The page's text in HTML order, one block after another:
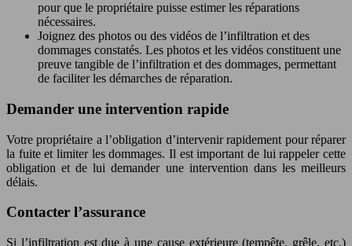
pour que le propriétaire puisse estimer les réparations
nécessaires.
Joignez des photos ou des vidéos de l’infiltration et des
dommages constatés. Les photos et les vidéos constituent une
preuve tangible de l’infiltration et des dommages, permettant
de faciliter les démarches de réparation.
Demander une intervention rapide
Votre propriétaire a l’obligation d’intervenir rapidement pour réparer
la fuite et limiter les dommages. Il est important de lui rappeler cette
obligation et de lui demander une intervention dans les meilleurs
délais.
Contacter l’assurance
Si l’infiltration est due à une cause extérieure (tempête, grêle, etc.)